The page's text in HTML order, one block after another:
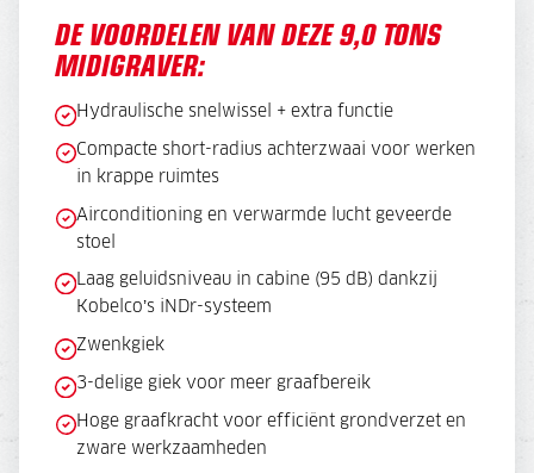
DE VOORDELEN VAN DEZE 9,0 TONS
MIDIGRAVER:
Hydraulische snelwissel + extra functie
Compacte short-radius achterzwaai voor werken
in krappe ruimtes
Airconditioning en verwarmde lucht geveerde
stoel
Laag geluidsniveau in cabine (95 dB) dankzij
Kobelco’s iNDr-systeem
Zwenkgiek
3-delige giek voor meer graafbereik
Hoge graafkracht voor efficiënt grondverzet en
zware werkzaamheden